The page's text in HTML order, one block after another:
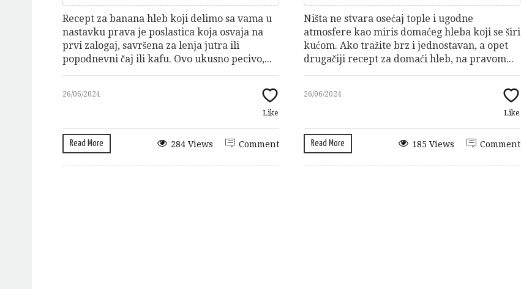
Recept za banana hleb koji delimo sa vama u
nastavku prava je poslastica koja osvaja na
prvi zalogaj, savršena za lenja jutra ili
popodnevni čaj ili kafu. Ovo ukusno pecivo,...
26/06/2024
Like
Read More Comment
284 Views
Ništa ne stvara osećaj tople i ugodne
atmosfere kao miris domaćeg hleba koji se širi
kućom. Ako tražite brz i jednostavan, a opet
drugačiji recept za domaći hleb, na pravom...
26/06/2024
Like
Read More Comment
185 Views